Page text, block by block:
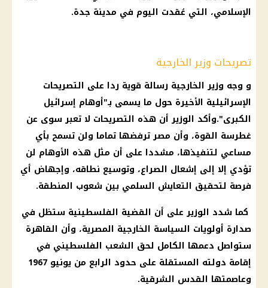
الإسلامي، التي عُقدت اليوم في مدينة جدة.
تصريحات وزير الخارجية
و وجه وزير الخارجية رسالة قوية ردا على التصريحات
الإسرائيلية الأخيرة حول ما يسمى بـ"أوهام إسرائيل
الكبرى".وأكد الوزير أن هذه التصريحات لا تعبر سوى عن
غطرسة القوة، وأن مصر ترفضها تماما ولن تسمح بأي
مساعي لتنفيذها، مشددا على أن مثل هذه الأوهام لن
تؤدي إلا إلى إشعال الصراع، وتوسيع نطاقه، وإجهاض أي
فرصة لتحقيق التعايش السلمي بين شعوب المنطقة.
كما شدد الوزير على أن القضية الفلسطينية ستظل في
صدارة أولويات السياسة الخارجية المصرية، وأن القاهرة
ستواصل دعمها الكامل لحق الشعب الفلسطيني في
إقامة دولته المستقلة على حدود الرابع من يونيو 1967
وعاصمتها القدس الشرقية.